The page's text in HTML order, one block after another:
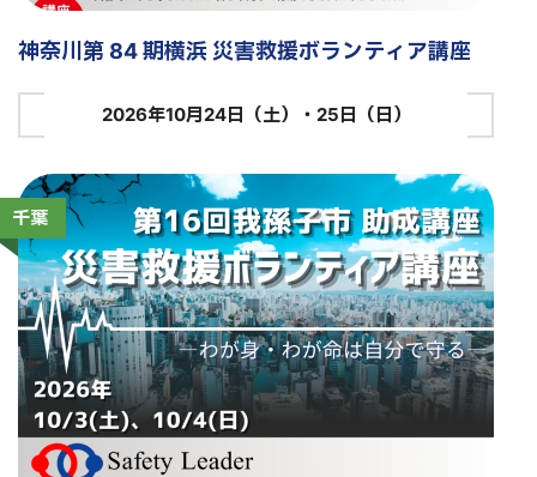
神奈川第 84 期横浜 災害救援ボランティア講座
2026年10月24日（土）・25日（日）
千葉